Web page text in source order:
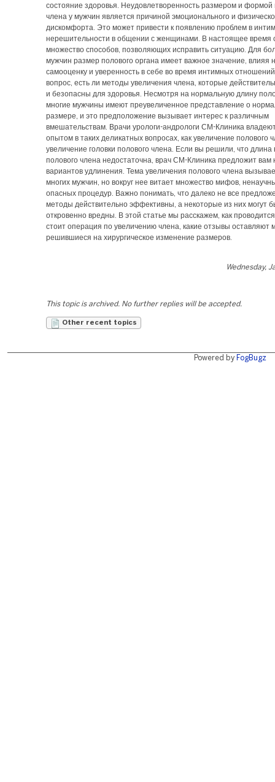
состояние здоровья. Неудовлетворенность размером и формой
члена у мужчин является причиной эмоционального и
дискомфорта. Это может привести к появлению проблем в
нерешительности в общении с женщинами. В настоящее время
множество способов, позволяющих исправить ситуацию. Для
мужчин размер полового органа имеет важное значение, влияя
самооценку и уверенность в себе во время интимных
вопрос, есть ли методы увеличения члена, которые
и безопасны для здоровья. Несмотря на нормальную длину
многие мужчины имеют преувеличенное представление о
размере, и это предположение вызывает интерес к различным
вмешательствам. Врачи урологи-андрологи СМ-Клиника
опытом в таких деликатных вопросах, как увеличение полового
увеличение головки полового члена. Если вы решили, что длина
полового члена недостаточна, врач СМ-Клиника предложит вам
вариантов удлинения. Тема увеличения полового члена
многих мужчин, но вокруг нее витает множество мифов,
опасных процедур. Важно понимать, что далеко не все
методы действительно эффективны, а некоторые из них могут
откровенно вредны. В этой статье мы расскажем, как
стоит операция по увеличению члена, какие отзывы оставляют
решившиеся на хирургическое изменение размеров.
Wednesday,
This topic is archived. No further replies will be accepted.
Other recent topics
Powered by FogBugz